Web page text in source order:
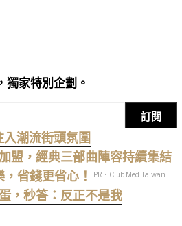
獨家特別企劃。
訂閱
潮流街頭氛圍
盟，經典三部曲陣容持續集結
省錢更省心！
PR・Club Med Taiwan
，秒答：反正不是我